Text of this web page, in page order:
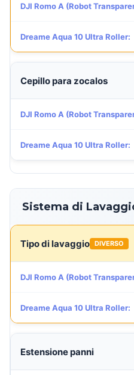
DJI Romo A (Robot
Dreame Aqua 10 Ultra Roller:
Cepillo para zocalos
DJI Romo A (Robot
Dreame Aqua 10 Ultra Roller:
Sistema di
Tipo di lavaggio DIVERSO
DJI Romo A (Robot
Dreame Aqua 10 Ultra Roller:
Estensione panni